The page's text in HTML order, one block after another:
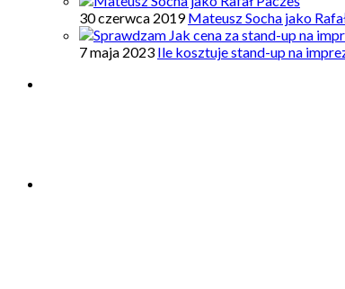
30 czerwca 2019 Mateusz Socha jako
7 maja 2023 Ile kosztuje stand-up na